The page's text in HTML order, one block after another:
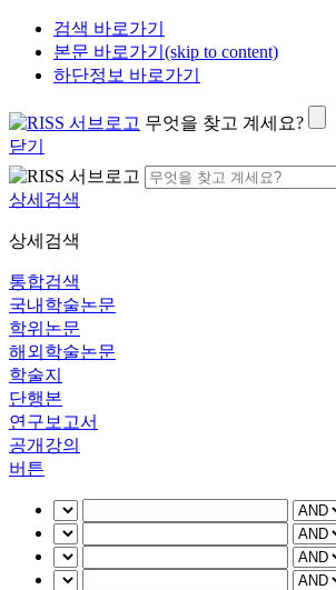
검색 바로가기
본문 바로가기(skip to content)
하단정보 바로가기
무엇을 찾고 계세요?
닫기
상세검색
상세검색
통합검색
국내학술논문
학위논문
해외학술논문
학술지
단행본
연구보고서
공개강의
버튼